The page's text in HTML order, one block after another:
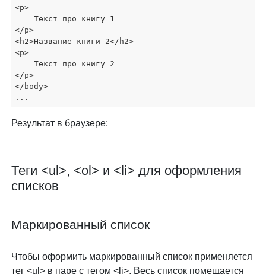
<p>
    Текст про книгу 1
</p>
<h2>Название книги 2</h2>
<p>
    Текст про книгу 2
</p>
</body>
...
Результат в браузере:
Теги <ul>, <ol> и <li> для оформления
списков
Маркированный список
Чтобы оформить маркированный список применяется
тег <ul> в паре с тегом <li>. Весь список помещается